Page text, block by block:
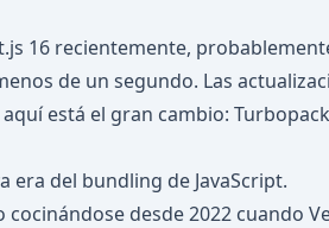
16 recientemente,
de un segundo. Las
aquí está el gran cambio:
era del bundling de JavaScript.
cocinándose desde 2022 cuando